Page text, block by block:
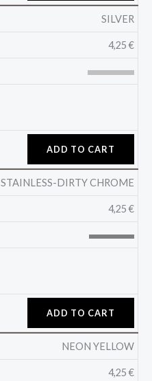
SILVER
4,25€
ADD TO CART
STAINLESS-DIRTY CHROME
4,25€
ADD TO CART
NEON YELLOW
4,25€